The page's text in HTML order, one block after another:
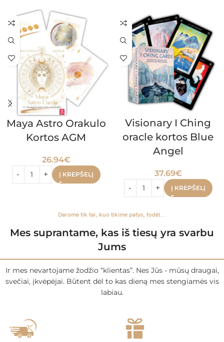
Maya Astro Orakulo
Kortos AGM
26.94€
Į KREPŠELĮ
Visionary I Ching
oracle kortos Blue
Angel
37.69€
Į KREPŠELĮ
Darome tik tai, kuo tikime patys, todėl...
Mes suprantame, kas iš tiesų yra svarbu
Jums
Ir mes nevartojame žodžio “klientas”. Nes Jūs - mūsų draugai,
svečiai, įkvėpėjai. Būtent dėl to kas dieną mes stengiamės vis
labiau.